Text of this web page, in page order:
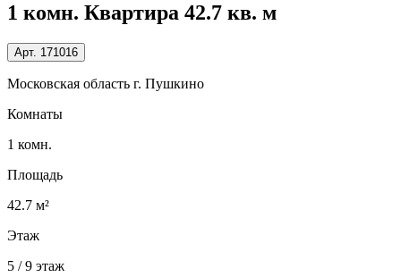
1 комн. Квартира 42.7 кв. м
Арт. 171016
Московская область г. Пушкино
Комнаты
1 комн.
Площадь
42.7 м²
Этаж
5 / 9 этаж